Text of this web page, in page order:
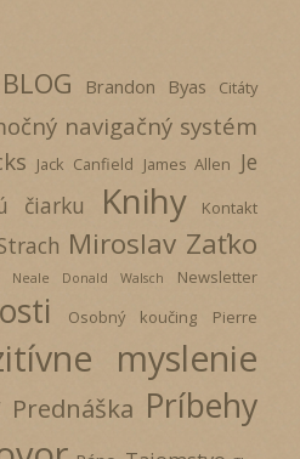
BLOG Brandon Byas Citáty
navigačný systém
Jack Canfield James Allen Je
čiarku
Knihy Kontakt
Miroslav Zaťko
Neale Donald Walsch
Newsletter
Osobný koučing Pierre
myslenie
Prednáška Príbehy